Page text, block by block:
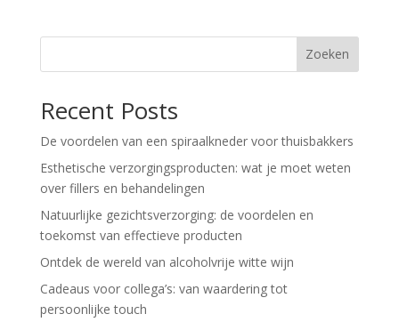
Zoeken
Recent Posts
De voordelen van een spiraalkneder voor thuisbakkers
Esthetische verzorgingsproducten: wat je moet weten
over fillers en behandelingen
Natuurlijke gezichtsverzorging: de voordelen en
toekomst van effectieve producten
Ontdek de wereld van alcoholvrije witte wijn
Cadeaus voor collega’s: van waardering tot
persoonlijke touch